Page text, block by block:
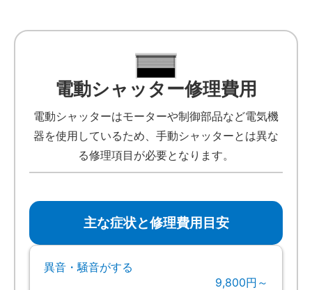
電動シャッター修理費用
電動シャッターはモーターや制御部品など電気機
器を使用しているため、手動シャッターとは異な
る修理項目が必要となります。
主な症状と修理費用目安
異音・騒音がする
9,800円～